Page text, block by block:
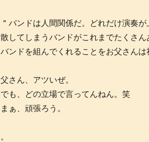
＂バンドは人間関係だ。どれだけ演奏
散してしまうバンドがこれまでたくさ
バンドを組んでくれることをお父さんは
父さん、アツいぜ。
でも、どの立場で言ってんねん。笑
まぁ、頑張ろう。
。